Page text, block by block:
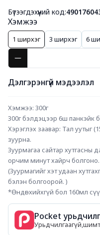
Бүтээгдэхүүний код:
Хэмжээ
1 ширхэг 3 ширхэг 6
Дэлгэрэнгүй мэдээлэл
Хэмжээ: 300г
300г бэлдэцээр 6ш панкэйк
Хэрэглэх заавар: Тал уутыг
зуурна.
Зуурмагаа сайтар хутгасны
орчим минут хайрч болгоно.
(Зуурмагийг хэт удаан
бэлэн болгоорой. )
*Өндөг хийхгүй бол 160мл
Pocket